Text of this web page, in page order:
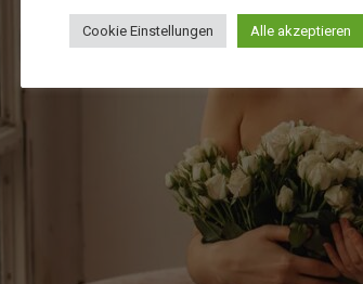
Cookie Einstellungen Alle akzeptieren